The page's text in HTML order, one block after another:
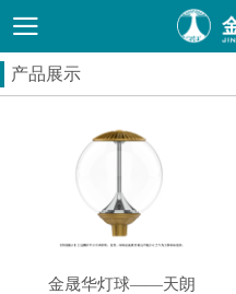
产品展示
金晟华灯球——天朗